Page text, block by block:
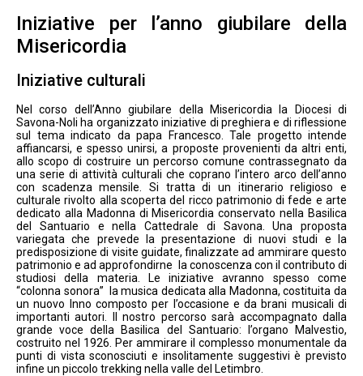
Iniziative per l’anno giubilare della
Misericordia
Iniziative culturali
Nel corso dell’Anno giubilare della Misericordia la Diocesi di
Savona-Noli ha organizzato iniziative di preghiera e di riflessione
sul tema indicato da papa Francesco. Tale progetto intende
affiancarsi, e spesso unirsi, a proposte provenienti da altri enti,
allo scopo di costruire un percorso comune contrassegnato da
una serie di attività culturali che coprano l’intero arco dell’anno
con scadenza mensile. Si tratta di un itinerario religioso e
culturale rivolto alla scoperta del ricco patrimonio di fede e arte
dedicato alla Madonna di Misericordia conservato nella Basilica
del Santuario e nella Cattedrale di Savona. Una proposta
variegata che prevede la presentazione di nuovi studi e la
predisposizione di visite guidate, finalizzate ad ammirare questo
patrimonio e ad approfondirne la conoscenza con il contributo di
studiosi della materia. Le iniziative avranno spesso come
“colonna sonora” la musica dedicata alla Madonna, costituita da
un nuovo Inno composto per l’occasione e da brani musicali di
importanti autori. Il nostro percorso sarà accompagnato dalla
grande voce della Basilica del Santuario: l’organo Malvestio,
costruito nel 1926. Per ammirare il complesso monumentale da
punti di vista sconosciuti e insolitamente suggestivi è previsto
infine un piccolo trekking nella valle del Letimbro.